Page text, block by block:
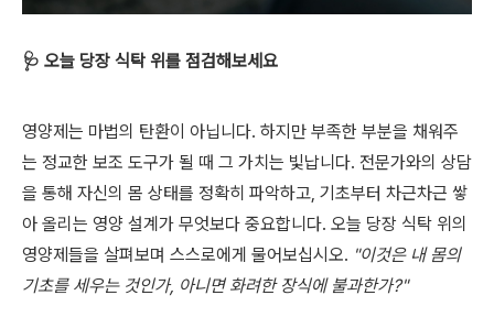
🩺 오늘 당장 식탁 위를 점검해보세요
영양제는 마법의 탄환이 아닙니다. 하지만 부족한 부분을 채워주
는 정교한 보조 도구가 될 때 그 가치는 빛납니다. 전문가와의 상담
을 통해 자신의 몸 상태를 정확히 파악하고, 기초부터 차근차근 쌓
아 올리는 영양 설계가 무엇보다 중요합니다. 오늘 당장 식탁 위의
영양제들을 살펴보며 스스로에게 물어보십시오. "이것은 내 몸의
기초를 세우는 것인가, 아니면 화려한 장식에 불과한가?"